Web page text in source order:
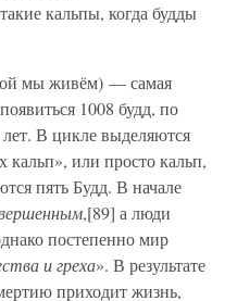
кальпы, когда будды
мы живём) — самая
1008 будд, по
В цикле выделяются
или просто кальп,
пять Будд. В начале
,[89] а люди
постепенно мир
и греха». В результате
приходит жизнь,